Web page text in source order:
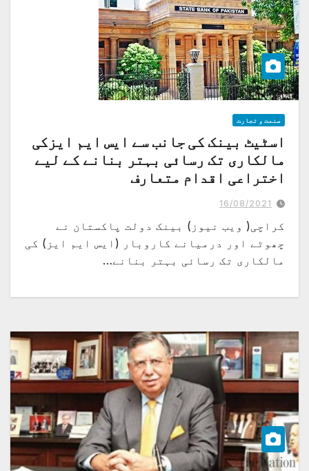
صنعت و تجارت
اسٹیٹ بینک کی جانب سے ایس ایم ایزکی
مالکاری تک رسائی بہتر بنانے کے لیے
اختراعی اقدام متعارف
16/08/2021
کراچی( ویب نیوز) بینک دولت پاکستان نے
چھوٹے اور درمیانے کاروبار (ایس ایم ایز) کی
مالکاری تک رسائی بہتر بنانے…